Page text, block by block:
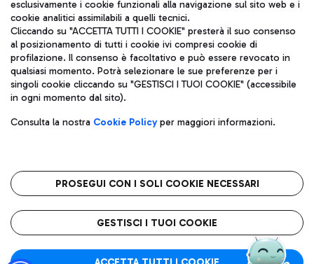
Gelateria
Wine Bar & Sparkling
Autobus
Scopri le linee di autobus per raggiungere l'aeroporto
Leonardo Da Vinci.
Raggiungi l’aeroporto senza pensieri con il servizio di taxi a
Ristoranti
Scopri la nostra offerta per una pausa gustosa in aeroporto
Mappa Aeroporto Fiumicino
Aeroporti di Roma S.p.A. - Società soggetta a direzione e
coordinamento di Mundys S.p.A.
Codice fiscale e Registro delle Imprese di Roma 13032990155 P.
IVA 06572251004
Capitale sociale 62.224.743,00 int. vers.
Sede legale: Via Pier Paolo Racchetti 1 - 00054 Fiumicino (RM)
telefono +39 06 65951
Privacy policy
Note legali
Roma FCO
L'aeroporto stellato
esclusivamente i cookie funzionali alla navigazione sul sito web e i
cookie analitici assimilabili a quelli tecnici.
Cliccando su "ACCETTA TUTTI I COOKIE" presterà il suo consenso
al posizionamento di tutti i cookie ivi compresi cookie di
profilazione. Il consenso è facoltativo e può essere revocato in
qualsiasi momento. Potrà selezionare le sue preferenze per i
singoli cookie cliccando su "GESTISCI I TUOI COOKIE" (accessibile
in ogni momento dal sito).
Consulta la nostra Cookie Policyper maggiori informazioni.
PROSEGUI CON I SOLI COOKIE NECESSARI
GESTISCI I TUOI COOKIE